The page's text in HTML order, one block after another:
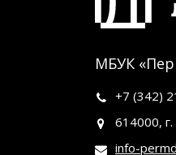
МБУК
+7 (342)
614000,
info-